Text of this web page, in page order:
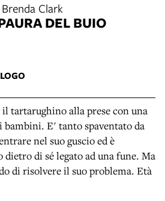
Clark
DEL BUIO
tartarughino alla prese con una
bambini. E' tanto spaventato da
nel suo guscio ed è
di sé legato ad una fune. Ma
di risolvere il suo problema. Età